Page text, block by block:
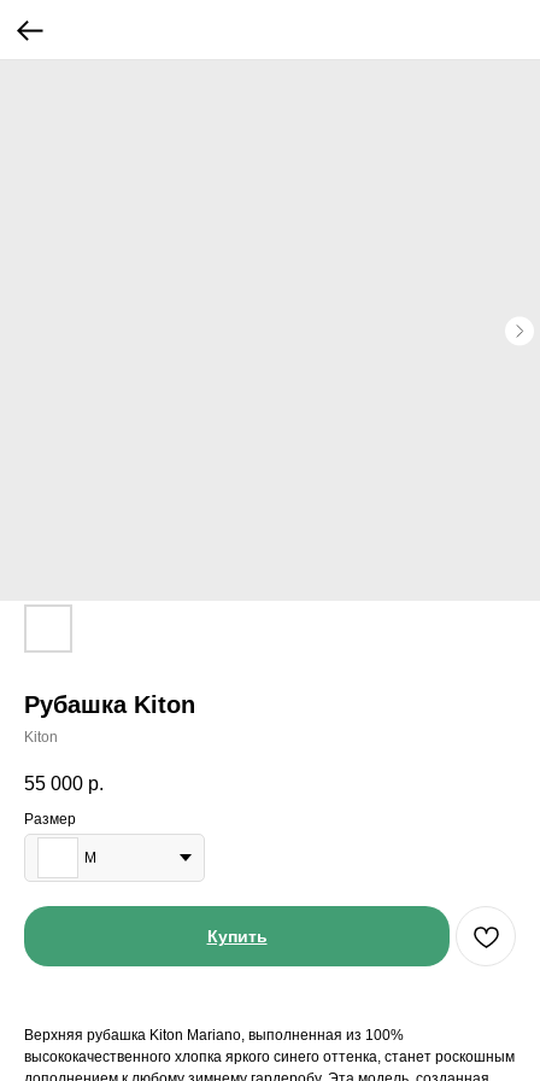
Рубашка Kiton
Kiton
55 000 р.
Размер
M
Купить
Верхняя рубашка Kiton Mariano, выполненная из 100%
высококачественного хлопка яркого синего оттенка, станет роскошным